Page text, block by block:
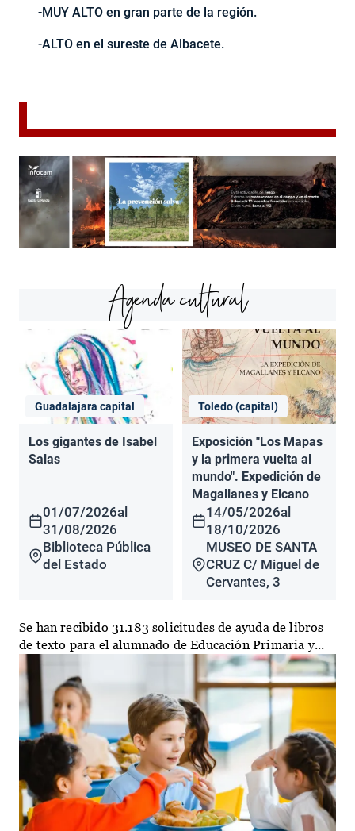
-MUY ALTO en gran parte de la región.
-ALTO en el sureste de Albacete.
Agenda cultural
Guadalajara capital
Los gigantes de Isabel
Salas
01/07/2026al
31/08/2026
Biblioteca Pública
del Estado
Toledo (capital)
Exposición "Los Mapas
y la primera vuelta al
mundo". Expedición de
Magallanes y Elcano
14/05/2026al
18/10/2026
MUSEO DE SANTA
CRUZ C/ Miguel de
Cervantes, 3
Se han recibido 31.183 solicitudes de ayuda de libros
de texto para el alumnado de Educación Primaria y...